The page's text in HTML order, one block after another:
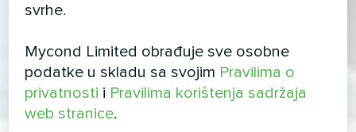
svrhe.
Mycond Limited obrađuje sve osobne
podatke u skladu sa svojim Pravilima o
privatnosti i Pravilima korištenja sadržaja
web stranice.